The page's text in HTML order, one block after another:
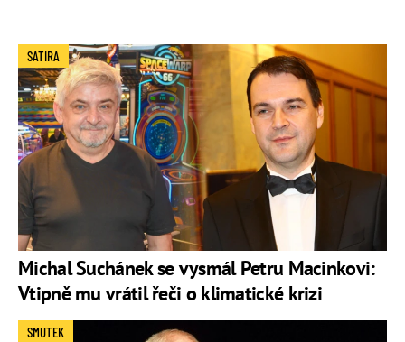
Michal Suchánek se vysmál Petru Macinkovi:
Vtipně mu vrátil řeči o klimatické krizi
SATIRA
SMUTEK